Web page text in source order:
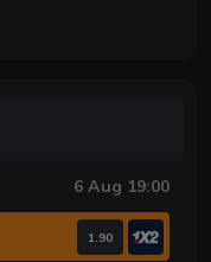
6 Aug 19:00
1.90